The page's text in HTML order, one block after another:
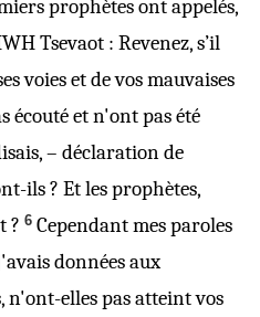
prophètes ont appelés,
Tsevaot : Revenez, s’il
voies et de vos mauvaises
écouté et n'ont pas été
– déclaration de
ils ? Et les prophètes,
? 6 Cependant mes paroles
données aux
n'ont-elles pas atteint vos